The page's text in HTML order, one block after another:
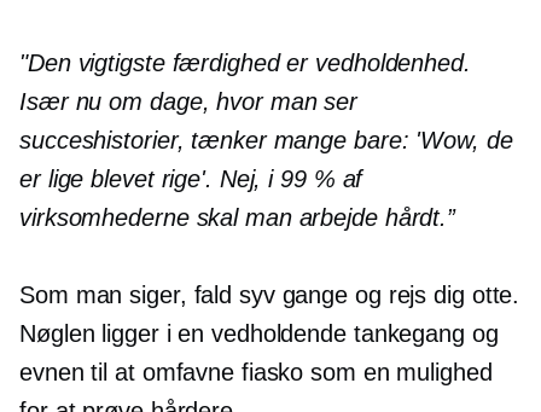
"Den vigtigste færdighed er vedholdenhed.
Især nu om dage, hvor man ser
succeshistorier, tænker mange bare: 'Wow, de
er lige blevet rige'. Nej, i 99 % af
virksomhederne skal man arbejde hårdt.”
Som man siger, fald syv gange og rejs dig otte.
Nøglen ligger i en vedholdende tankegang og
evnen til at omfavne fiasko som en mulighed